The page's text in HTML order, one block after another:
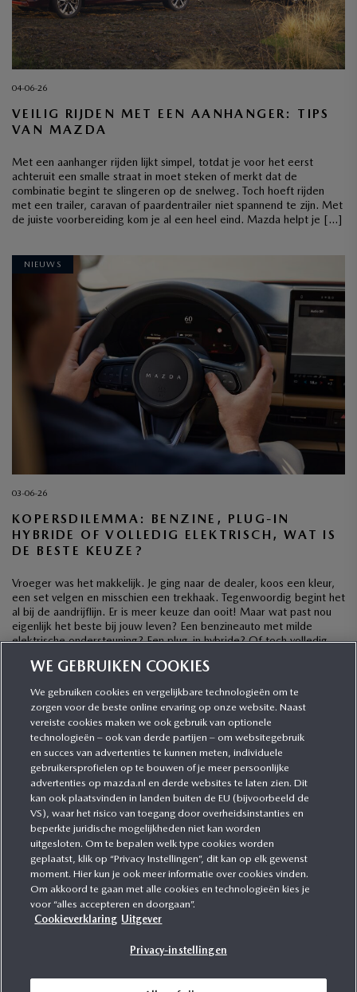
04-06-26
VEILIG RIJDEN MET EEN AANHANGER: TIPS
VAN MAZDA
Met een aanhanger rijden lijkt simpel, totdat je voor het eerst
achteruit een smalle straat in moet steken of merkt dat de
combinatie begint te slingeren op de snelweg. Toch hoeft rijden
met een trailer, caravan of paardentrailer niet spannend te zijn. Met
de juiste voorbereiding kom je al een heel eind. Mazda helpt je […]
NIEUWS
03-06-26
KOPERSDILEMMA: BENZINE, PLUG-IN
HYBRIDE OF VOLLEDIG ELEKTRISCH, WAT IS
DE BESTE KEUZE?
Vroeger was het makkelijk. Je ging naar de dealer, koos een kleur,
een set velgen en misschien een trekhaak. Tegenwoordig begint het
al bij de aandrijflijn. Er is meer keuze dan ooit! Maar wat past nou
eigenlijk het beste bij jouw leven? Een benzineauto met milde
elektrische ondersteuning? Een plug-in hybride? Of toch volledig
CATEGORIEËN
MEER INFORMATIE
MEER ERVAREN
WE GEBRUIKEN COOKIES
We gebruiken cookies en vergelijkbare technologieën om te
zorgen voor de beste online ervaring op onze website. Naast
vereiste cookies maken we ook gebruik van optionele
technologieën – ook van derde partijen – om websitegebruik
en succes van advertenties te kunnen meten, individuele
gebruikersprofielen op te bouwen of je meer persoonlijke
advertenties op mazda.nl en derde websites te laten zien. Dit
kan ook plaatsvinden in landen buiten de EU (bijvoorbeeld de
VS), waar het risico van toegang door overheidsinstanties en
beperkte juridische mogelijkheden niet kan worden
uitgesloten. Om te bepalen welk type cookies worden
geplaatst, klik op “Privacy Instellingen”, dit kan op elk gewenst
moment. Hier kun je ook meer informatie over cookies vinden.
Om akkoord te gaan met alle cookies en technologieën kies je
voor “alles accepteren en doorgaan”.
Cookieverklaring Uitgever
Privacy-instellingen